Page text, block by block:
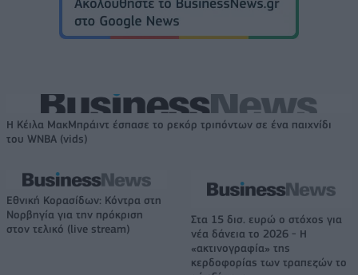
Η Κέιλα ΜακΜπράιντ έσπασε το ρεκόρ τριπόντων σε ένα παιχνίδι
του WNBA (vids)
Εθνική Κορασίδων: Κόντρα στη
Νορβηγία για την πρόκριση
στον τελικό (live stream)
Στα 15 δισ. ευρώ ο στόχος για
νέα δάνεια το 2026 - Η
«ακτινογραφία» της
κερδοφορίας των τραπεζών το